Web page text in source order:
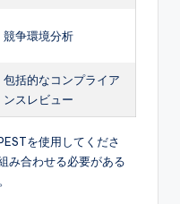
競争環境分析
包括的なコンプライア
ンスレビュー
を使用してくださ
み合わせる必要がある